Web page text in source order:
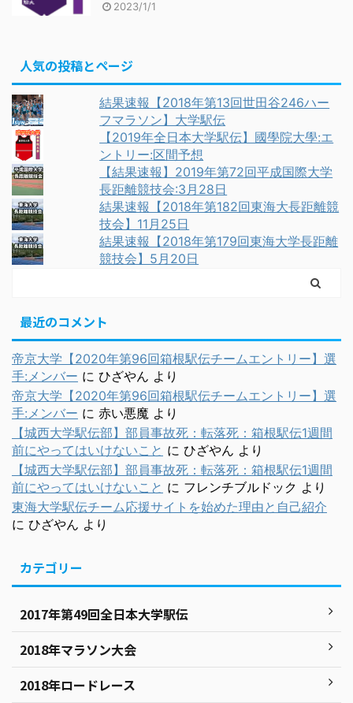
2023/1/1
人気の投稿とページ
結果速報【2018年第13回世田谷246ハー
フマラソン】大学駅伝
【2019年全日本大学駅伝】國學院大學:エ
ントリー:区間予想
【結果速報】2019年第72回平成国際大学
長距離競技会:3月28日
結果速報【2018年第182回東海大長距離競
技会】11月25日
結果速報【2018年第179回東海大学長距離
競技会】5月20日
最近のコメント
帝京大学【2020年第96回箱根駅伝チームエントリー】選
手:メンバー に ひざやん より
帝京大学【2020年第96回箱根駅伝チームエントリー】選
手:メンバー に 赤い悪魔 より
【城西大学駅伝部】部員事故死：転落死：箱根駅伝1週間
前にやってはいけないこと に ひざやん より
【城西大学駅伝部】部員事故死：転落死：箱根駅伝1週間
前にやってはいけないこと に フレンチブルドック より
東海大学駅伝チーム応援サイトを始めた理由と自己紹介
に ひざやん より
カテゴリー
2017年第49回全日本大学駅伝
2018年マラソン大会
2018年ロードレース